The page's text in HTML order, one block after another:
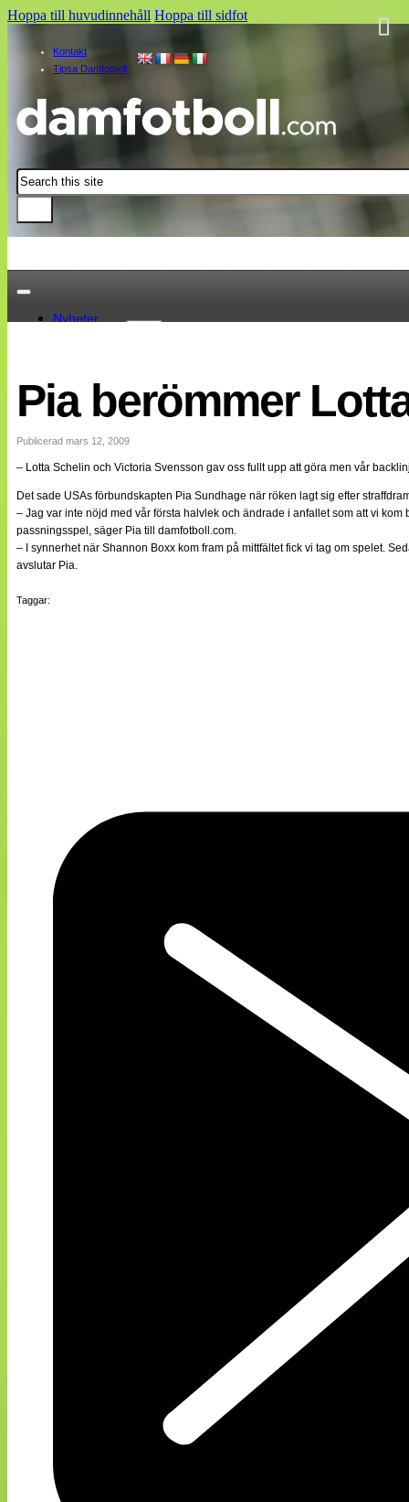
Hoppa till huvudinnehåll Hoppa till sidfot
Kontakt
Tipsa Damfotboll
Sök
Nyheter
Landslaget
EM 2013
Internationellt
Bildreportage
Bloggar
Lagen
Webb-TV
Medlemsbilder
Till klubbkassan
NÄTverket
Pia berömmer
Publicerad mars 12, 2009
– Lotta Schelin och Victoria Svensson gav oss fullt upp att göra men vår
Det sade USAs förbundskapten Pia Sundhage när röken lagt sig efter
– Jag var inte nöjd med vår första halvlek och ändrade i anfallet som att vi
passningsspel, säger Pia till damfotboll.com.
– I synnerhet när Shannon Boxx kom fram på mittfältet fick vi tag om spelet.
avslutar Pia.
Taggar: